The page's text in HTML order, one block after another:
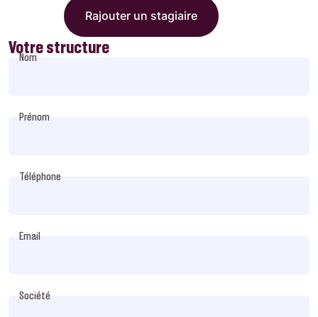
Rajouter un stagiaire
Votre structure
Nom
Prénom
Téléphone
Email
Société